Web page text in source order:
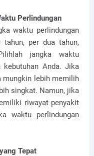
Perlindungan
waktu perlindungan
tahun, per dua tahun,
jangka waktu
kebutuhan Anda. Jika
mungkin lebih memilih
singkat. Namun, jika
riwayat penyakit
waktu perlindungan
Tepat